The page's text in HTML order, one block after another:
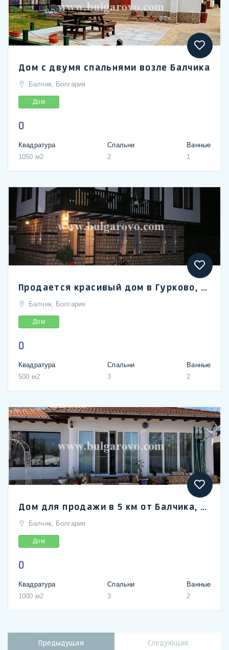
Дом с двумя спальнями возле Балчика
Балчик, Болгария
Дом
0
Квадратура
1050 м2
Спальни
2
Ванные
1
Продается красивый дом в Гурково, возле г. Балчик, 7 км от моря
Балчик, Болгария
Дом
0
Квадратура
500 м2
Спальни
3
Ванные
2
Дом для продажи в 5 км от Балчика, село Соколово
Балчик, Болгария
Дом
0
Квадратура
1000 м2
Спальни
3
Ванные
2
Предыдущая Следующая